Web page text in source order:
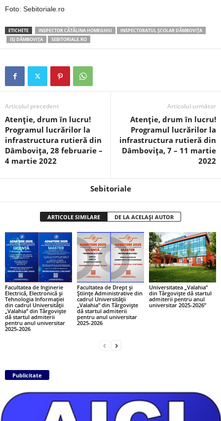
Foto: Sebitoriale.ro
ETICHETE INSPECTOR CĂTĂLINA HOMEGHIU
INSPECTORATUL ȘCOLAR DÂMBOVIȚA
ISJ DÂMBOVIȚA
SEBITORIALE.RO
Articolul precedent
Atenție, drum în lucru!
Programul lucrărilor la
infrastructura rutieră din
Dâmbovița, 28 februarie –
4 martie 2022
Articolul următor
Atenție, drum în lucru!
Programul lucrărilor la
infrastructura rutieră din
Dâmbovița, 7 – 11 martie
2022
Sebitoriale
ARTICOLE SIMILARE DE LA ACELAȘI AUTOR
Facultatea de Inginerie
Electrică, Electronică și
Tehnologia Informației
din cadrul Universității
„Valahia” din Târgoviște
dă startul admiterii
pentru anul universitar
2025-2026
Facultatea de Drept și
Științe Administrative din
cadrul Universității
„Valahia” din Târgoviște
dă startul admiterii
pentru anul universitar
2025-2026
Universitatea „Valahia”
din Târgoviște dă startul
admiterii pentru anul
universitar 2025-2026”
Publicitate